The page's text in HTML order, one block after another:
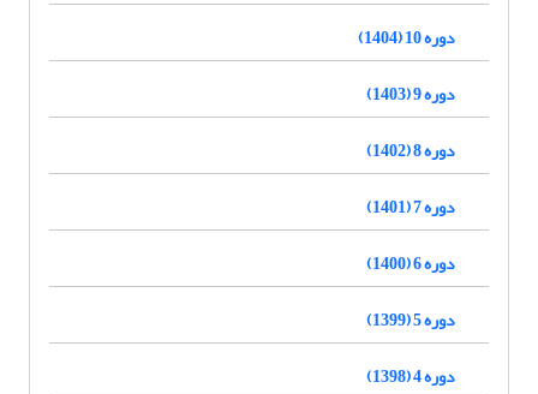
دوره 10 (1404)
دوره 9 (1403)
دوره 8 (1402)
دوره 7 (1401)
دوره 6 (1400)
دوره 5 (1399)
دوره 4 (1398)